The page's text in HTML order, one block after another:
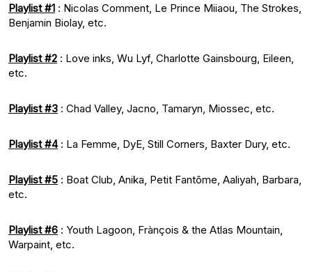
Playlist #1 : Nicolas Comment, Le Prince Miiaou, The Strokes,
Benjamin Biolay, etc.
Playlist #2 : Love inks, Wu Lyf, Charlotte Gainsbourg, Eileen,
etc.
Playlist #3 : Chad Valley, Jacno, Tamaryn, Miossec, etc.
Playlist #4: La Femme, DyE, Still Corners, Baxter Dury, etc.
Playlist #5 : Boat Club, Anika, Petit Fantôme, Aaliyah, Barbara,
etc.
Playlist #6 : Youth Lagoon, Frànçois & the Atlas Mountain,
Warpaint, etc.